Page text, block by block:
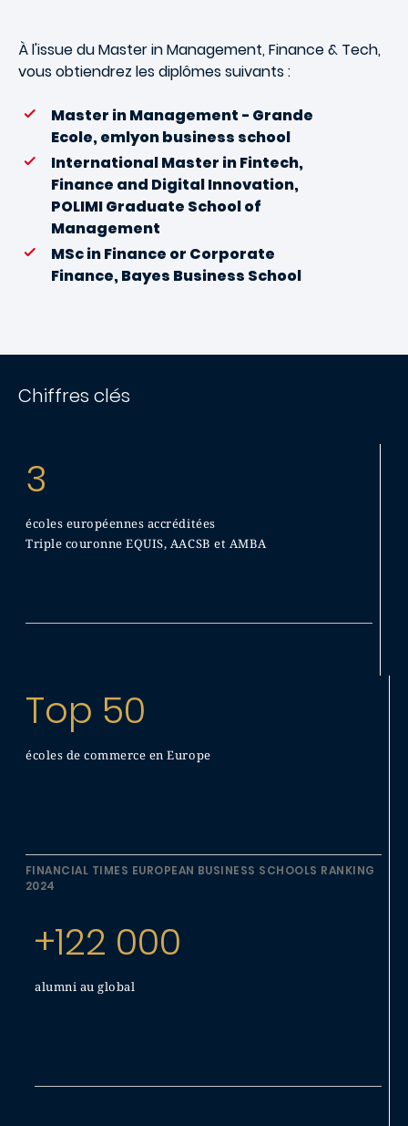
À l'issue du Master in Management, Finance & Tech,
vous obtiendrez les diplômes suivants:
Master in Management - Grande
Ecole, emlyon business school
International Master in Fintech,
Finance and Digital Innovation,
POLIMI Graduate School of
Management
MSc in Finance or Corporate
Finance, Bayes Business School
Chiffres clés
3
écoles européennes accréditées
Triple couronne EQUIS, AACSB et AMBA
Top 50
écoles de commerce en Europe
FINANCIAL TIMES EUROPEAN BUSINESS SCHOOLS RANKING
2024
+122 000
alumni au global